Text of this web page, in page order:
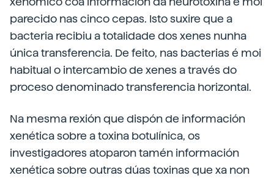
parecido nas cinco cepas. Isto suxire que a
bacteria recibiu a totalidade dos xenes nunha
única transferencia. De feito, nas bacterias é moi
habitual o intercambio de xenes a través do
proceso denominado transferencia horizontal.
Na mesma rexión que dispón de información
xenética sobre a toxina botulínica, os
investigadores atoparon tamén información
xenética sobre outras dúas toxinas que xa non